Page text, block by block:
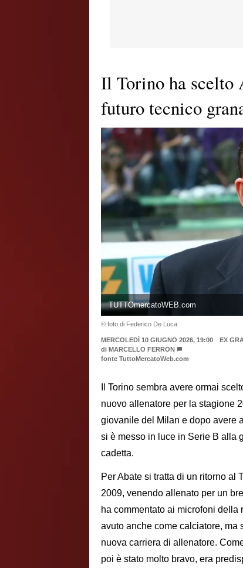
Il Torino ha scelto
futuro tecnico
TUTTOmercatoWEB.com
© foto di Federico De Luca
MERCOLEDÌ 10 GIUGNO 2026, 19:00
EX
di MARCELLO FERRON
fonte TuttoMercatoWeb.com
Il Torino sembra avere ormai
nuovo allenatore per la stagione
giovanile del Milan e dopo avere
si è messo in luce in Serie B alla
cadetta.
Per Abate si tratta di un ritorno al
2009, venendo allenato per un
ha commentato ai microfoni
avuto anche come calciatore, ma
nuova carriera di allenatore.
poi è stato molto bravo, era